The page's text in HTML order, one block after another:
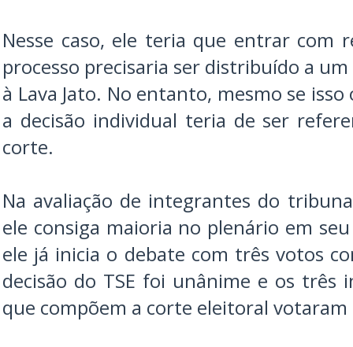
Nesse caso, ele teria que entrar com
processo precisaria ser distribuído a
à Lava Jato. No entanto, mesmo se
a decisão individual teria de ser
corte.
Na avaliação de integrantes do
ele consiga maioria no plenário em
ele já inicia o debate com três votos
decisão do TSE foi unânime e os três
que compõem a corte eleitoral